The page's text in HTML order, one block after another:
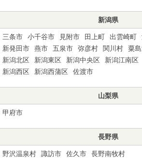
新潟県
三条市 小千谷市 見附市 田上町 出雲崎町
新発田市
燕市 五泉市 弥彦村 関川村 粟
新潟北区
新潟東区 新潟中央区 新潟江南区
新潟西区
新潟西蒲区 佐渡市
山梨県
甲府市
長野県
野沢温泉村 諏訪市 佐久市 長野南牧村